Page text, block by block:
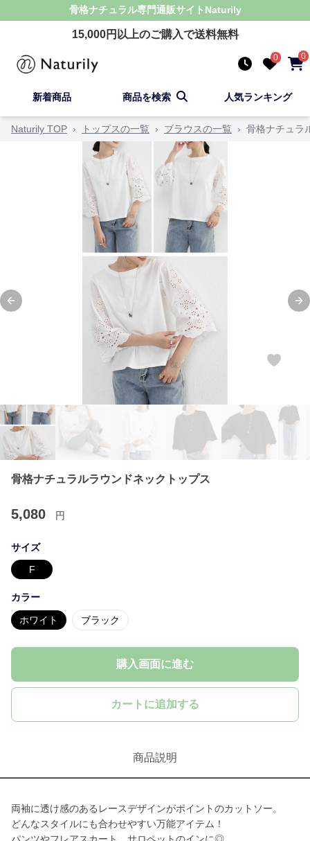
骨格ナチュラル専門通販サイト Naturily
15,000円以上のご購入で送料無料
0 0
新着商品 商品を検索 人気ランキング
Naturily TOP › トップスの一覧 › ブラウスの一覧 › 骨格ナチュラ
Previous slide
骨格ナチュラルラウンドネックトップス
5,080 円
サイズ
F
カラー
ホワイト ブラック
購入画面に進む
カートに追加する
商品説明
両袖に透け感のあるレースデザインがポイントのカットソー。
どんなスタイルにも合わせやすい万能アイテム！